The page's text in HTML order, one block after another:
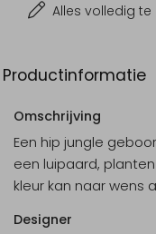
Alles volledig
Productinformatie
Omschrijving
Een hip jungle
een luipaard,
kleur kan naar wens
Designer